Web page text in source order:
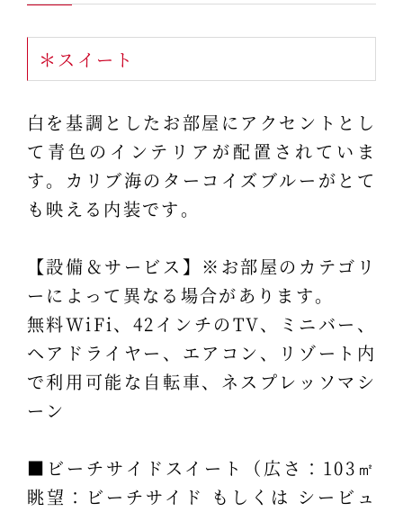
＊スイート
白を基調としたお部屋にアクセントとし
て青色のインテリアが配置されていま
す。カリブ海のターコイズブルーがとて
も映える内装です。
【設備＆サービス】※お部屋のカテゴリ
ーによって異なる場合があります。
無料WiFi、42インチのTV、ミニバー、
ヘアドライヤー、エアコン、リゾート内
で利用可能な自転車、ネスプレッソマシ
ーン
■ビーチサイドスイート（広さ：103㎡
眺望：ビーチサイド もしくは シービュ